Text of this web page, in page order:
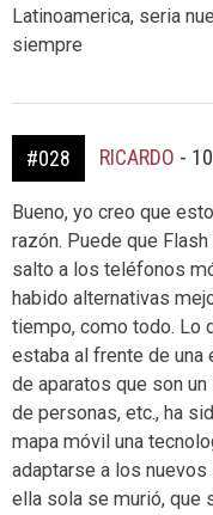
Latinoamerica, seria
siempre
#028 RICARDO -
Bueno, yo creo que
razón. Puede que
salto a los teléfonos
habido alternativas
tiempo, como todo. Lo
estaba al frente de una
de aparatos que son
de personas, etc., ha
mapa móvil una
adaptarse a los
ella sola se murió, que